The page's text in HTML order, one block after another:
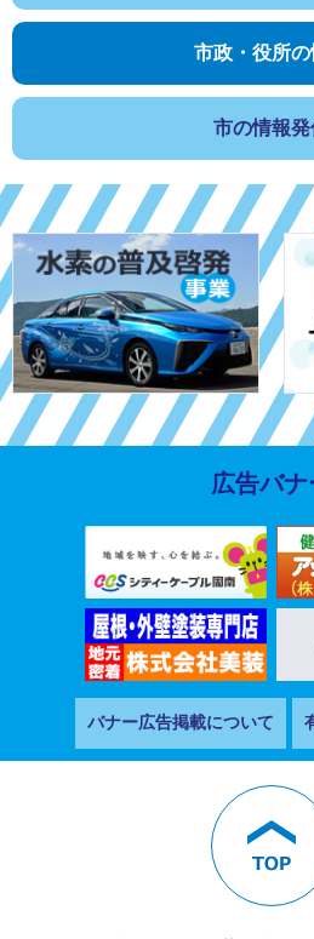
市政・役所の
市の情報発
広告バナ
バナー広告掲載について